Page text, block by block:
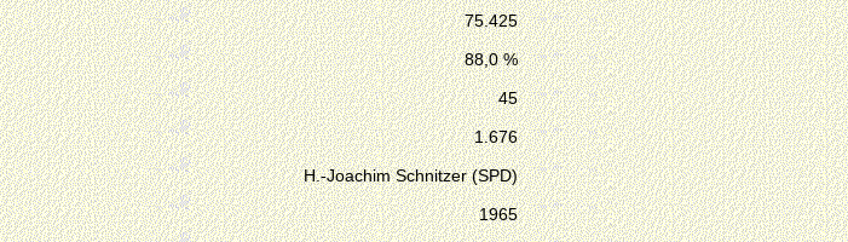
75.425
88,0 %
45
1.676
H.-Joachim Schnitzer (SPD)
1965